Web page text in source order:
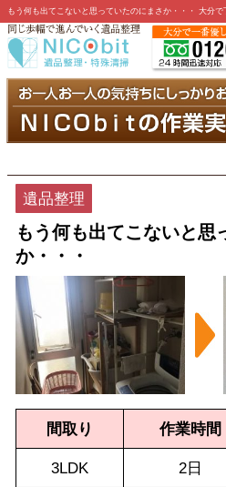
もう何も出てこないと思っていたのにまさか・・・ 大分
細です
遺品整理
もう何も出てこないと思
か・・・
間取り 作業時間
3LDK 2日